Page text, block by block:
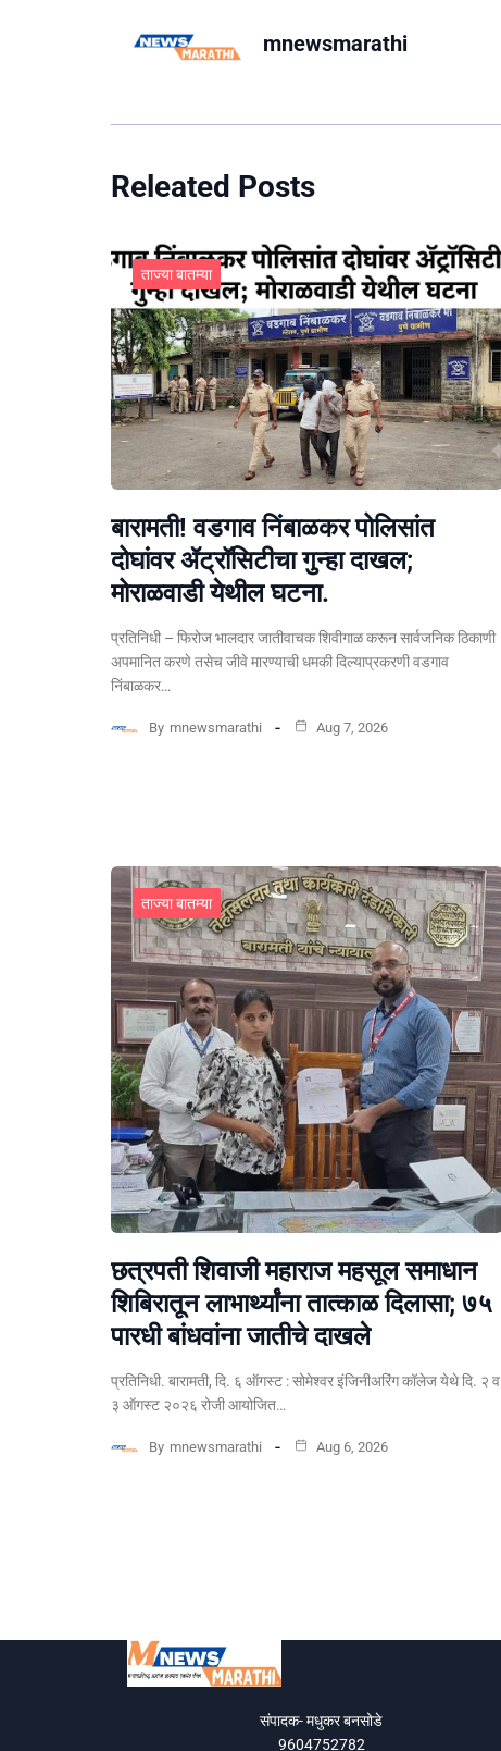
mnewsmarathi
Releated Posts
ताज्या बातम्या
बारामती! वडगाव निंबाळकर पोलिसांत
दोघांवर ॲट्रॉसिटीचा गुन्हा दाखल;
मोराळवाडी येथील घटना.
प्रतिनिधी – फिरोज भालदार जातीवाचक शिवीगाळ करून सार्वजनिक ठिकाणी
अपमानित करणे तसेच जीवे मारण्याची धमकी दिल्याप्रकरणी वडगाव
निंबाळकर…
By mnewsmarathi Aug 7, 2026
ताज्या बातम्या
छत्रपती शिवाजी महाराज महसूल समाधान
शिबिरातून लाभार्थ्यांना तात्काळ दिलासा; ७५
पारधी बांधवांना जातीचे दाखले
प्रतिनिधी. बारामती, दि. ६ ऑगस्ट : सोमेश्वर इंजिनीअरिंग कॉलेज येथे दि. २ व
३ ऑगस्ट २०२६ रोजी आयोजित…
By mnewsmarathi Aug 6, 2026
संपादक- मधुकर बनसोडे
9604752782